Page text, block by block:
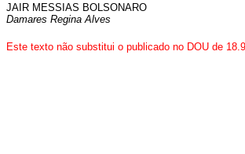
JAIR MESSIAS BOLSONARO
Damares Regina Alves
Este texto não substitui o publicado no DOU de